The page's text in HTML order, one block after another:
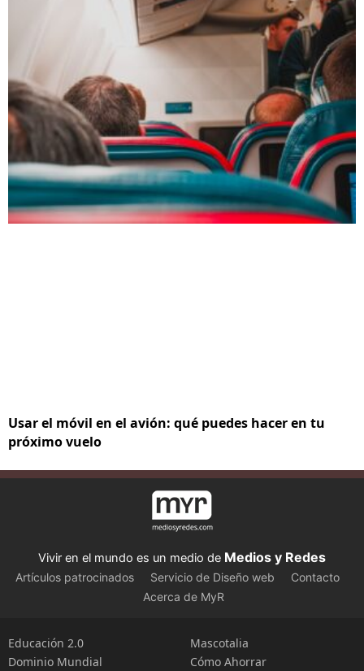
Usar el móvil en el avión: qué puedes hacer en tu
próximo vuelo
Vivir en el mundo es un medio de Medios y Redes
Artículos patrocinados Servicio de Diseño web
Contacto
Acerca de MyR
Educación 2.0
Dominio Mundial
Mascotalia
Cómo Ahorrar